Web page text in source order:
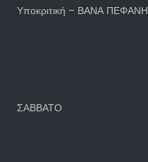
Υποκριτική – ΒΑΝΑ ΠΕΦΑΝΗ
ΣΑΒΒΑΤΟ